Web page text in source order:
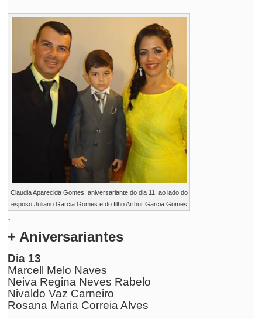
Claudia Aparecida Gomes, aniversariante do dia 11, ao lado do
esposo Juliano Garcia Gomes e do filho Arthur Garcia Gomes
.
+ Aniversariantes
Dia 13
Marcell Melo Naves
Neiva Regina Neves Rabelo
Nivaldo Vaz Carneiro
Rosana Maria Correia Alves